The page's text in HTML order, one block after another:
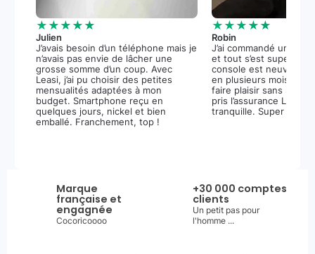
★★★★★
Julien
J’avais besoin d’un téléphone mais je
n’avais pas envie de lâcher une
grosse somme d’un coup. Avec
Leasi, j’ai pu choisir des petites
mensualités adaptées à mon
budget. Smartphone reçu en
quelques jours, nickel et bien
emballé. Franchement, top !
★★★★★
Robin
J’ai commandé une
et tout s’est super
console est neuve, et
en plusieurs mois m’a
faire plaisir sans stress.
pris l’assurance
tranquille. Super
Marque
française et
engagnée
Cocoricoooo
+30 000 comptes
clients
Un petit pas pour
l'homme ...